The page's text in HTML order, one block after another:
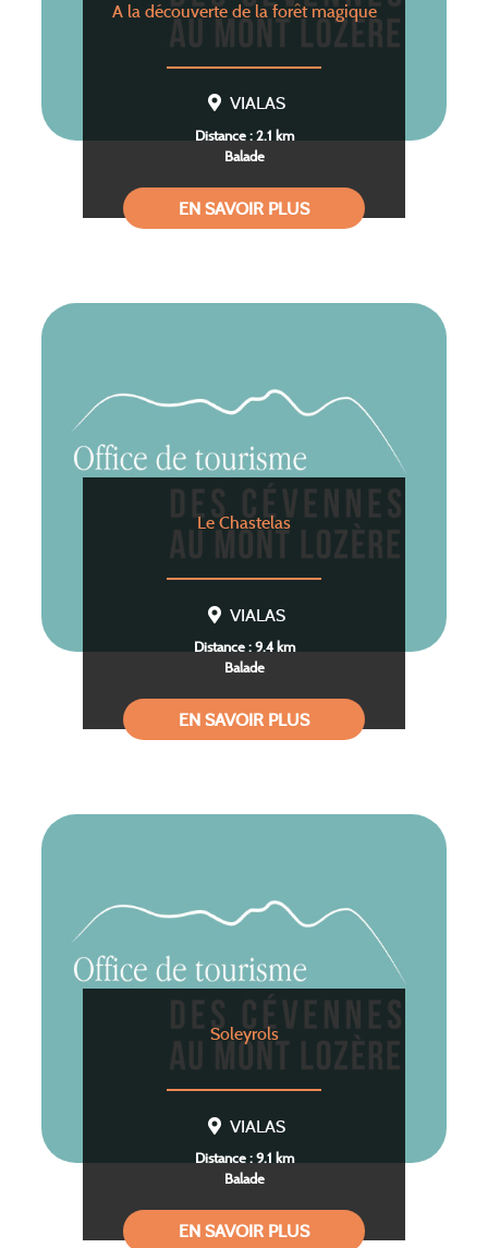
A la découverte de la forêt magique
VIALAS
Distance : 2.1 km
Balade
EN SAVOIR PLUS
Le Chastelas
VIALAS
Distance : 9.4 km
Balade
EN SAVOIR PLUS
Soleyrols
VIALAS
Distance : 9.1 km
Balade
EN SAVOIR PLUS